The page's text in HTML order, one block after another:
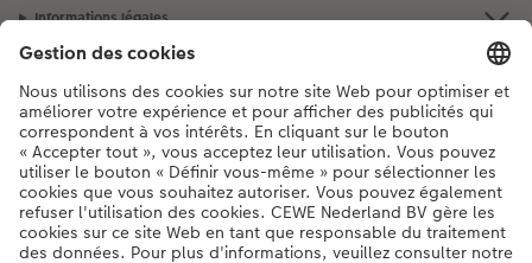
Informations légales
Assortiment
**Besoin d'aide ou d'un conseil pour créer votre produit ?03 303 71 59
[Lu-Ve : 9:00 - 20:00h | Sa : 9.00 - 17:00h | Di : 12.00 - 16:00h]
FR|NL